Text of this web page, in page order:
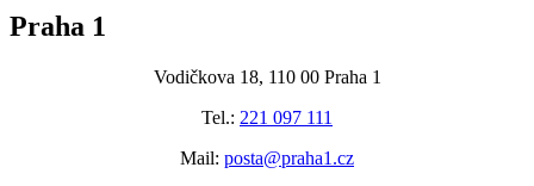
Praha 1
Vodičkova 18, 110 00 Praha 1
Tel.: 221 097 111
Mail: posta@praha1.cz